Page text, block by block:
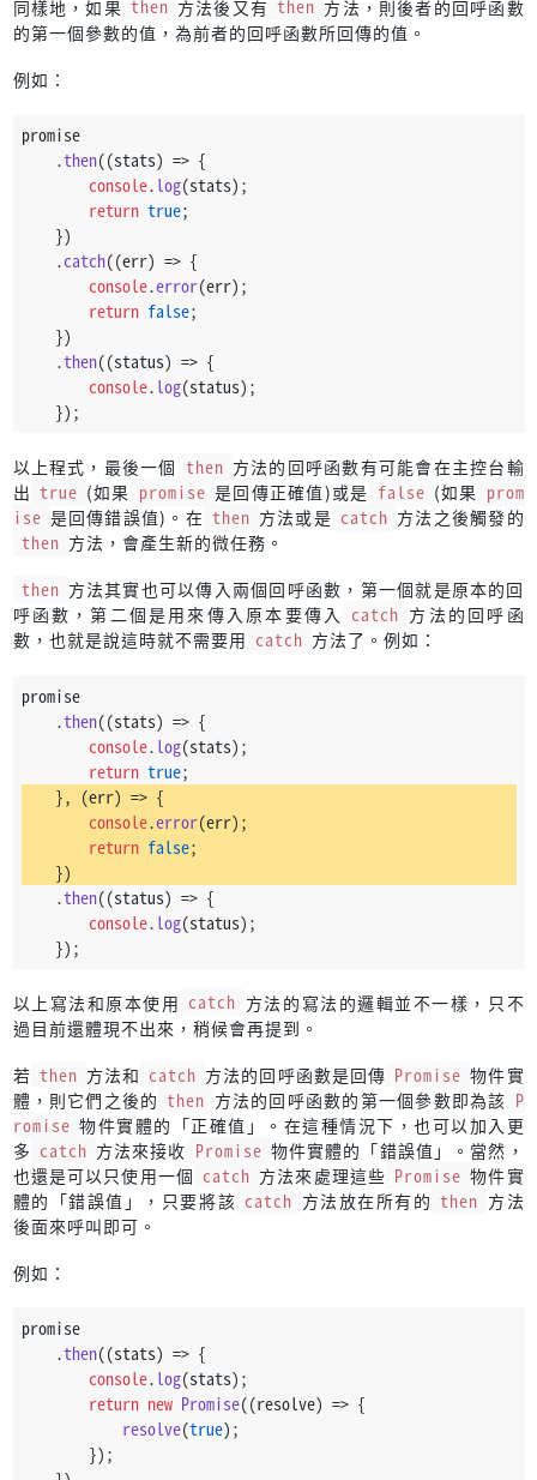
同樣地，如果 then 方法後又有 then 方法，則後者的回呼函數
的第一個參數的值，為前者的回呼函數所回傳的值。
例如：
promise
    .
then((stats) => {
console. log(stats);
return true;
    })
    .
catch((err) => {
console.error(err);
return false;
    })
    .
then((status) => {
console. log(status);
    });
以上程式，最後一個 then 方法的回呼函數有可能會在主控台輸
出 true (如果 promise 是回傳正確值)或是 false (如果 prom
ise 是回傳錯誤值)。在 then 方法或是 catch 方法之後觸發的
then 方法，會產生新的微任務。
then 方法其實也可以傳入兩個回呼函數，第一個就是原本的回
呼函數，第二個是用來傳入原本要傳入 catch 方法的回呼函
數，也就是說這時就不需要用 catch 方法了。例如：
promise
    .
then((stats) => {
console. log(stats);
return true;
    },
(err) => {
console.error(err);
return false;
    })
    .
then((status) => {
console. log(status);
    });
以上寫法和原本使用 catch 方法的寫法的邏輯並不一樣，只不
過目前還體現不出來，稍候會再提到。
若 then 方法和 catch 方法的回呼函數是回傳 Promise 物件實
體，則它們之後的 then 方法的回呼函數的第一個參數即為該 P
romise 物件實體的「正確值」。在這種情況下，也可以加入更
多 catch 方法來接收 Promise 物件實體的「錯誤值」。當然，
也還是可以只使用一個 catch 方法來處理這些 Promise 物件實
體的「錯誤值」，只要將該 catch 方法放在所有的 then 方法
後面來呼叫即可。
例如：
promise
    .
then((stats) => {
console. log(stats);
return new Promise((resolve) => {
resolve(true);
        });